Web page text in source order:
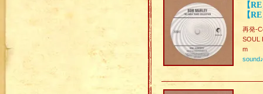
【
【
再発-
SOUL
m
sound♪